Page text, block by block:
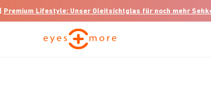
Premium Lifestyle: Unser Gleitsichtglas für noch mehr